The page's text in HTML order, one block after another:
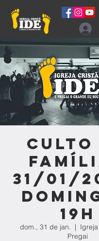
Culto
31/01/
19h
dom., 31 de jan.
  |
Pregai